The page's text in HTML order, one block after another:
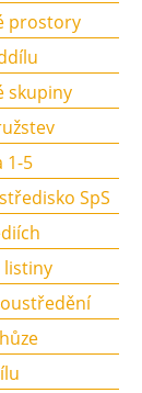
prostory
skupiny
1-5
SpS
listiny